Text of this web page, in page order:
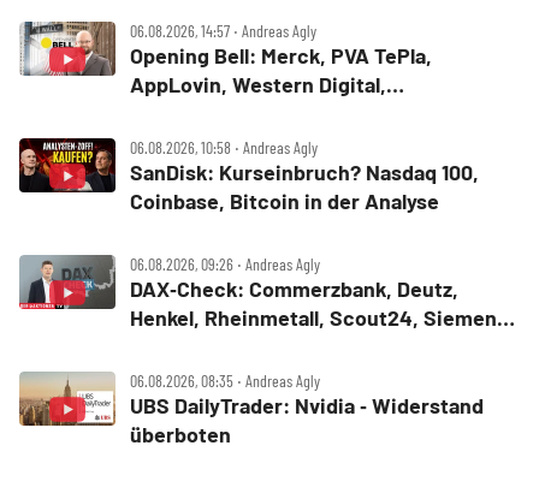
06.08.2026, 14:57 ‧ Andreas Agly
Opening Bell: Merck, PVA TePla,
AppLovin, Western Digital,
06.08.2026, 10:58 ‧ Andreas Agly
SanDisk: Kurseinbruch? Nasdaq 100,
Coinbase, Bitcoin in der Analyse
06.08.2026, 09:26 ‧ Andreas Agly
DAX‑Check: Commerzbank, Deutz,
Henkel, Rheinmetall, Scout24, Siemens,
06.08.2026, 08:35 ‧ Andreas Agly
UBS DailyTrader: Nvidia ‑ Widerstand
überboten